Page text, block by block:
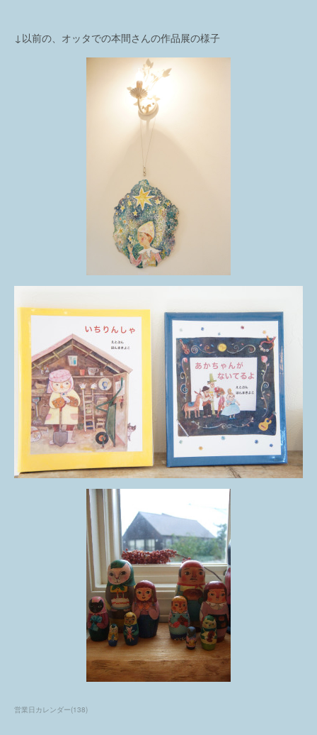
↓以前の、オッタでの本間さんの作品展の様子
営業日カレンダー(138)